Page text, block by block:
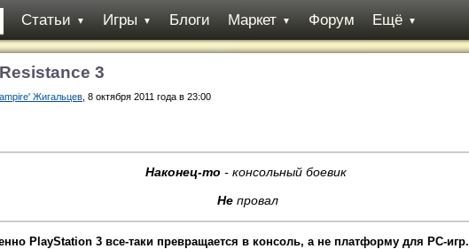
Статьи ▼ Игры ▼ Блоги Маркет ▼ Форум Ещё ▼
3
Жигальцев , 8 октября 2011 года в 23:00
Наконец-то - консольный боевик
Непровал
PlayStation 3 все-таки превращается в консоль, а не платформу для PC-игр.